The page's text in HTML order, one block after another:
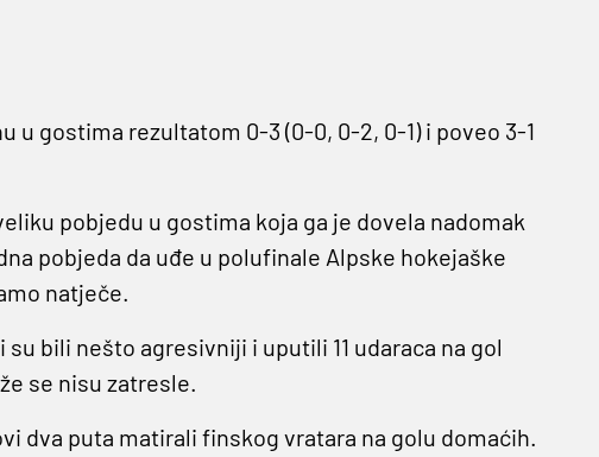
u gostima rezultatom 0-3 (0-0, 0-2, 0-1) i poveo 3-1
pobjedu u gostima koja ga je dovela nadomak
pobjeda da uđe u polufinale Alpske hokejaške
natječe.
bili nešto agresivniji i uputili 11 udaraca na gol
se nisu zatresle.
dva puta matirali finskog vratara na golu domaćih.